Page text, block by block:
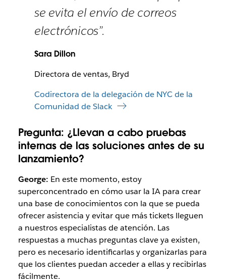
se evita el envío de correos
electrónicos”.
Sara Dillon
Directora de ventas, Bryd
Codirectora de la delegación de NYC de la
Comunidad de Slack
Pregunta: ¿Llevan a cabo pruebas
internas de las soluciones antes de su
lanzamiento?
George: En este momento, estoy
superconcentrado en cómo usar la IA para crear
una base de conocimientos con la que se pueda
ofrecer asistencia y evitar que más tickets lleguen
a nuestros especialistas de atención. Las
respuestas a muchas preguntas clave ya existen,
pero es necesario identificarlas y organizarlas para
que los clientes puedan acceder a ellas y recibirlas
fácilmente.